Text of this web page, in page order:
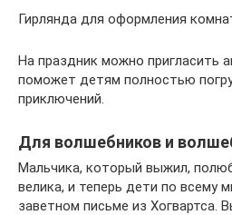
Гирлянда для оформления
На праздник можно пригласить
поможет детям полностью
приключений.
Для волшебников и
Мальчика, который выжил,
велика, и теперь дети по всему
заветном письме из Хогвартса.